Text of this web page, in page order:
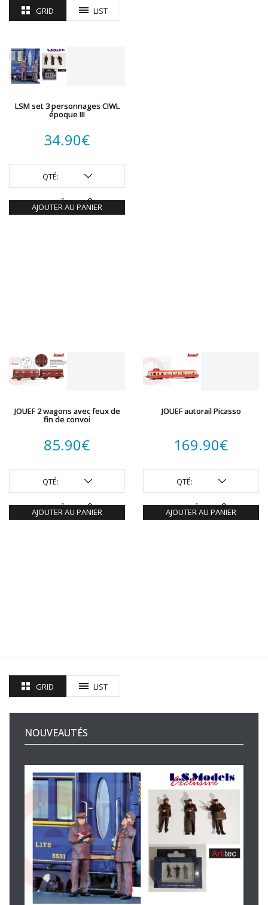
VIESSMANN
WOODLAND SCENICS
XURON
GRID LIST
LSM set 3 personnages CIWL
époque III
34.90€
QTÉ:
AJOUTER AU PANIER
JOUEF 2 wagons avec feux de
fin de convoi
85.90€
QTÉ:
AJOUTER AU PANIER
JOUEF autorail Picasso
169.90€
QTÉ:
AJOUTER AU PANIER
GRID LIST
NOUVEAUTÉS